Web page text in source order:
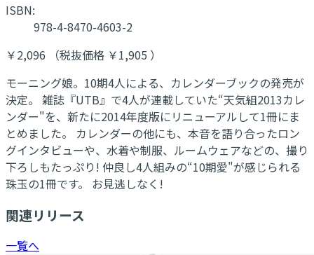
ISBN:
978-4-8470-4603-2
￥2,096 （税抜価格 ￥1,905 ）
モーニング娘。10期4人による、カレンダーブックの発売が
決定。 雑誌『UTB』で4人が連載していた“天気組2013カレ
ンダー"を、新たに2014年度版にリニューアルして1冊にま
とめました。 カレンダーの他にも、本音を語り合ったロン
グインタビューや、水着や制服、ルームウェアなどの、撮り
下ろしもたっぷり! 仲良し4人組みの“10期愛"が感じられる
珠玉の1冊です。 お見逃しなく!
関連リリース
一覧へ